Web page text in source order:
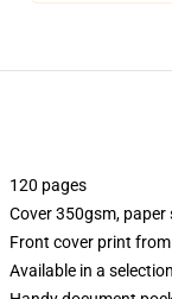
120 pages
Cover 350gsm,
Front cover print
Available in a